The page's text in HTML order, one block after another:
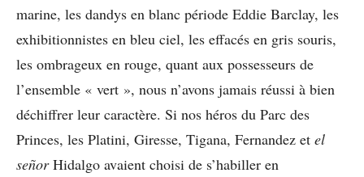
marine, les dandys en blanc période Eddie Barclay, les
exhibitionnistes en bleu ciel, les effacés en gris souris,
les ombrageux en rouge, quant aux possesseurs de
l’ensemble « vert », nous n’avons jamais réussi à bien
déchiffrer leur caractère. Si nos héros du Parc des
Princes, les Platini, Giresse, Tigana, Fernandez et el
señorHidalgo avaient choisi de s’habiller en